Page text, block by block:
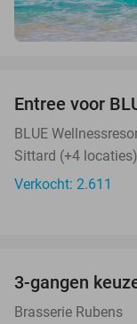
Entree voor
BLUE
Sittard (+4 locaties)
Verkocht: 2.611
3-gangen
Brasserie Rubens